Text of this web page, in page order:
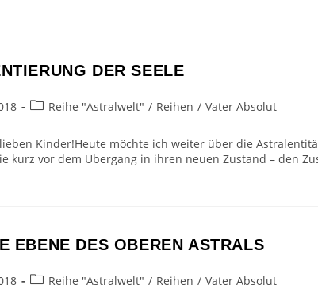
DER SEELE
Beitrags-
Reihe "Astralwelt" / Reihen / Vater Absolut
Kinder!Heute möchte ich weiter über die
kurz vor dem Übergang in ihren neuen Zustand – den
EBENE DES OBEREN ASTRALS
Beitrags-
Reihe "Astralwelt" / Reihen / Vater Absolut